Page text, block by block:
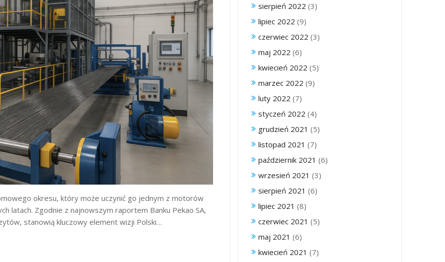
okresu, który może uczynić go jednym z motorów
latach. Zgodnie z najnowszym raportem Banku Pekao SA,
stanowią kluczowy element wizji Polski…
sierpień 2022 (3)
lipiec 2022 (9)
czerwiec 2022 (3)
maj 2022 (6)
kwiecień 2022 (5)
marzec 2022 (9)
luty 2022 (7)
styczeń 2022 (4)
grudzień 2021 (5)
listopad 2021 (7)
październik 2021 (6)
wrzesień 2021 (3)
sierpień 2021 (6)
lipiec 2021 (8)
czerwiec 2021 (5)
maj 2021 (6)
kwiecień 2021 (7)